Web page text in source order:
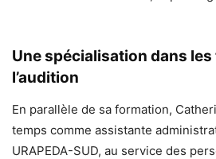
Une spécialisation dans
l’audition
En parallèle de sa formation,
temps comme assistante
URAPEDA-SUD, au service des